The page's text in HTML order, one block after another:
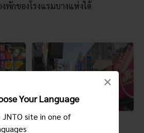
Your Language
site in one of
×
พักของโรงแรมบางแห่งได้